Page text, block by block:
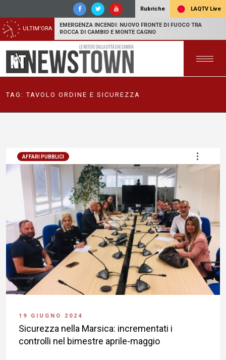
Rubriche LAQTV Live
ULTIM'ORA
EMERGENZA INCENDI: NUOVO FRONTE DI FUOCO TRA
ROCCA DI CAMBIO E MONTE CAGNO
TAG:TAVOLO ORDINE E SICUREZZA
AFFARI PUBBLICI
19 GIUGNO 2024
Sicurezza nella Marsica: incrementati i
controlli nel bimestre aprile-maggio